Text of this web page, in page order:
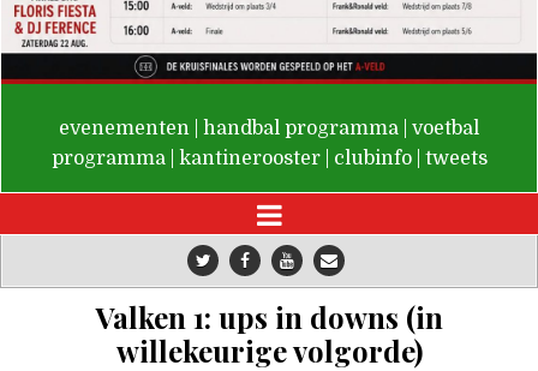
De Valken
evenementen handbal programma
voetbal
programma
kantinerooster clubinfo tweets
Valken 1: ups in downs (in
willekeurige volgorde)